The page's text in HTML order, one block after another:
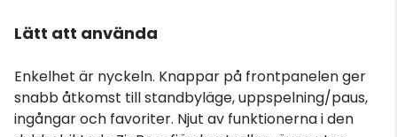
Lätt att använda
Enkelhet är nyckeln. Knappar på frontpanelen ger
snabb åtkomst till standbyläge, uppspelning/paus,
ingångar och favoriter. Njut av funktionerna i den